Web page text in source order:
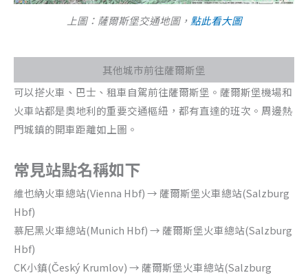
上圖：薩爾斯堡交通地圖， 點此看大圖
其他城市前往薩爾斯堡
可以搭火車、巴士、租車自駕前往薩爾斯堡。薩爾斯堡機場和
火車站都是奧地利的重要交通樞紐，都有直達的班次。周邊熱
門城鎮的開車距離如上圖。
常見站點名稱如下
維也納火車總站(Vienna Hbf) → 薩爾斯堡火車總站(Salzburg
Hbf)
慕尼黑火車總站(Munich Hbf) → 薩爾斯堡火車總站(Salzburg
Hbf)
CK小鎮(Český Krumlov) → 薩爾斯堡火車總站(Salzburg